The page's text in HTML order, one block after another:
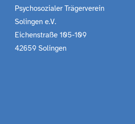
Psychosozialer Trägerverein
Solingen e.V.
Eichenstraße 105-109
42659 Solingen